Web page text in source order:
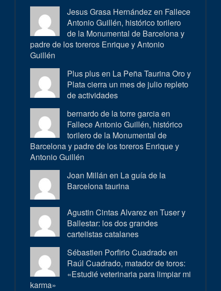
Jesus Grasa Hernández en Fallece
Antonio Guillén, histórico torilero
de la Monumental de Barcelona y
padre de los toreros Enrique y Antonio
Guillén
Plus plus en La Peña Taurina Oro y
Plata cierra un mes de julio repleto
de actividades
bernardo de la torre garcia en
Fallece Antonio Guillén, histórico
torilero de la Monumental de
Barcelona y padre de los toreros Enrique y
Antonio Guillén
Joan Millán en La guía de la
Barcelona taurina
Agustin Cintas Alvarez en Tuser y
Ballestar: los dos grandes
cartelistas catalanes
Sébastien Porfirio Cuadrado en
Raúl Cuadrado, matador de toros:
«Estudié veterinaria para limpiar mi
karma»